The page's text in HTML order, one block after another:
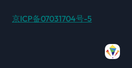
京ICP备07031704号-5